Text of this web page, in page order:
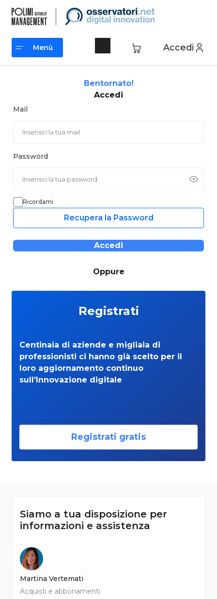
contenuto
Accedi
Menù
Bentornato!
Accedi
Mail
Password
Ricordami
Recupera la Password
Accedi
Oppure
Registrati
Centinaia di aziende e migliaia di
professionisti ci hanno già scelto per il
loro aggiornamento continuo
sull’Innovazione digitale
Registrati gratis
Siamo a tua disposizione per
informazioni e assistenza
Martina Vertemati
Acquisti e abbonamenti